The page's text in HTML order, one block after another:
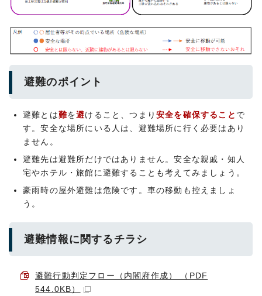
避難のポイント
避難とは難を避けること、つまり安全を確保すること で
す。安全な場所にいる人は、避難場所に行く必要はあり
ません。
避難先は避難所だけではありません。安全な親戚・知人
宅やホテル・旅館に避難することも考えてみましょう。
豪雨時の屋外避難は危険です。車の移動も控えましょ
う。
避難情報に関するチラシ
避難行動判定フロー（内閣府作成） （PDF
544.0KB）